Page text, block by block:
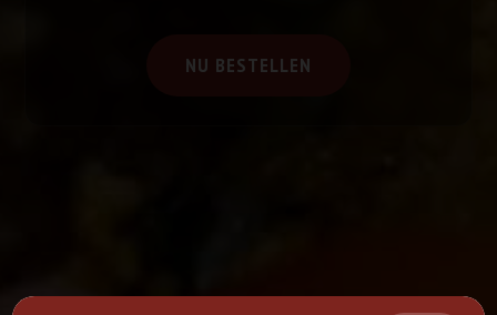
NU BESTELLEN